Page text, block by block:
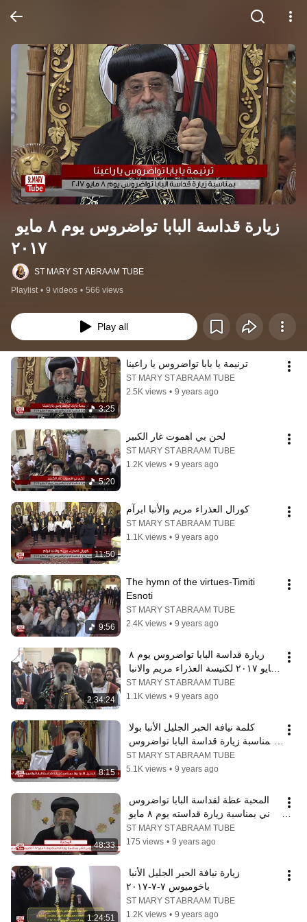
٢٠١٧
ST MARY ST ABRAAM TUBE
Playlist • 9 videos • 566 views
Play all
3:25
ترنيمة يا بابا تواضروس يا راعينا
ST MARY ST ABRAAM TUBE
2.5K views • 9 years ago
5:20
لحن بي اهموت غار الكبير
ST MARY ST ABRAAM TUBE
1.2K views • 9 years ago
11:50
كورال العذراء مريم والأنبا ابرآم
ST MARY ST ABRAAM TUBE
1.1K views • 9 years ago
9:56
The hymn of the virtues-Timiti
Esnoti
ST MARY ST ABRAAM TUBE
2.4K views • 9 years ago
2:34:24
ابرام برايتون انجلترا
ST MARY ST ABRAAM TUBE
1.1K views • 9 years ago
8:15
يوم ٨ مايو ٢٠١٧ لكنيسة العذراST MARY ST ABRAAM TUBE
5.1K views • 9 years ago
48:33
٢٠١٧
ST MARY ST ABRAAM TUBE
175 views • 9 years ago
1:24:51
باخوميوس ٧-٧-٢٠١٧
ST MARY ST ABRAAM TUBE
1.2K views • 9 years ago